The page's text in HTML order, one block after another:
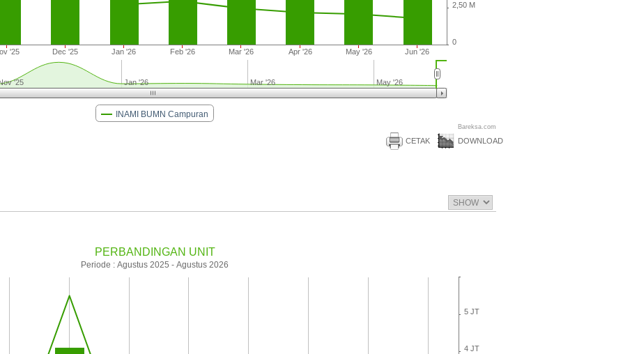
INAMI BUMN Campuran
'25 Dec '25 Jan '26 Feb '26 Mar '26 Apr '26 May '26 Jun '26
0
2,50 M
'25 Jan '26 Mar '26 May '26
Bareksa.com
CETAK DOWNLOAD
PERBANDINGAN UNIT
Periode : Agustus 2025 - Agustus 2026
4 JT
5 JT